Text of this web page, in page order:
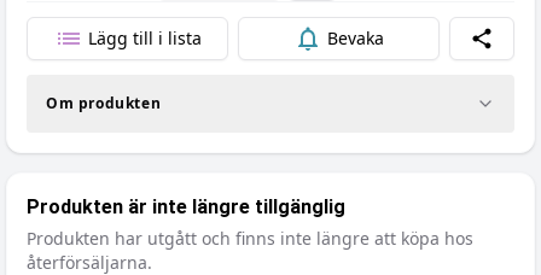
Lägg till i lista Bevaka Dela
Om produkten
Produkten är inte längre tillgänglig
Produkten har utgått och finns inte längre att köpa hos
återförsäljarna.